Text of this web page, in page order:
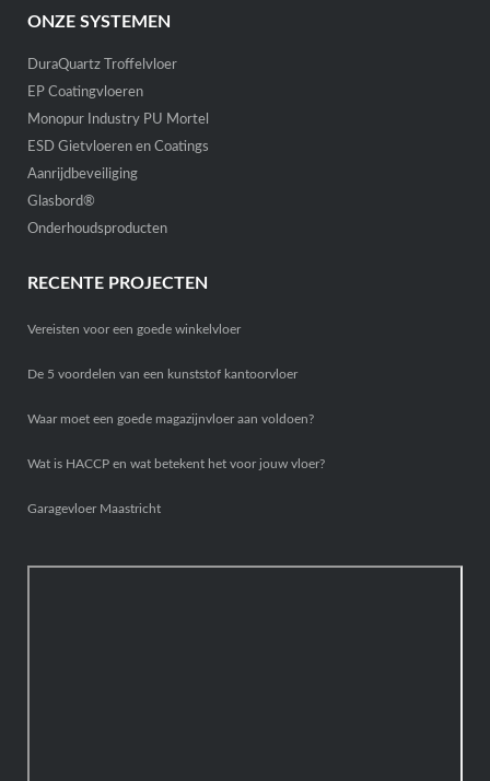
ONZE SYSTEMEN
DuraQuartz Troffelvloer
EP Coatingvloeren
Monopur Industry PU Mortel
ESD Gietvloeren en Coatings
Aanrijdbeveiliging
Glasbord®
Onderhoudsproducten
RECENTE PROJECTEN
Vereisten voor een goede winkelvloer
De 5 voordelen van een kunststof kantoorvloer
Waar moet een goede magazijnvloer aan voldoen?
Wat is HACCP en wat betekent het voor jouw vloer?
Garagevloer Maastricht